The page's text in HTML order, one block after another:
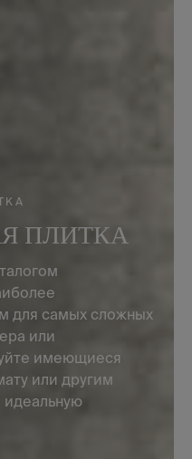
ПЛИТКА
для самых сложных
или
имеющиеся
или другим
идеальную